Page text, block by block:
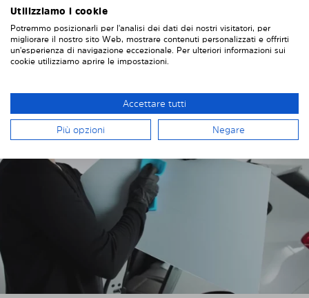
attacchi direttamente alla finestra. "
Robert
INSTALLAZIONE DI SOLARPLEXIUS
Utilizziamo i cookie
Potremmo posizionarli per l'analisi dei dati dei nostri visitatori, per
migliorare il nostro sito Web, mostrare contenuti personalizzati e offrirti
un'esperienza di navigazione eccezionale. Per ulteriori informazioni sui
cookie utilizziamo aprire le impostazioni.
Accettare tutti
Più opzioni Negare